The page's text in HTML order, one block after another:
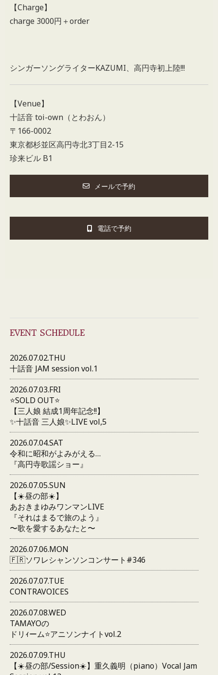
【Charge】
charge 3000円＋order
シンガーソングライターKAZUMI、高円寺初上陸!!!
【Venue】
十話音 toi-own（とわおん）
〒166-0002
東京都杉並区高円寺北3丁目2-15
珍来ビル B1
メールで予約
電話で予約
EVENT SCHEDULE
2026.07.02.THU
十話音 JAM session vol.1
2026.07.03.FRI
⭐️SOLD OUT⭐️
【三人娘 結成1周年記念!!】
✨十話音 三人娘✨LIVE vol,5
2026.07.04.SAT
令和に昭和がよみがえる…
『高円寺歌謡ショー』
2026.07.05.SUN
【☀️昼の部☀️】
あおきまゆみワンマンLIVE
『それはまるで旅のよう』
〜歌を愛するあなたと〜
2026.07.06.MON
🇫🇷ソワレシャンソンコンサート#346
2026.07.07.TUE
CONTRAVOICES
2026.07.08.WED
TAMAYOの
ドリｨーム⭐️アニソンナイトvol.2
2026.07.09.THU
【☀️昼の部/Session☀️】重久義明（piano）Vocal Jam